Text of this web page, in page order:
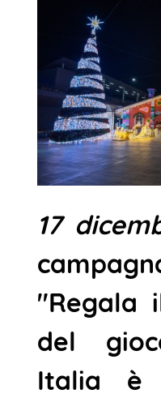
17
"Regala
del
Italia è